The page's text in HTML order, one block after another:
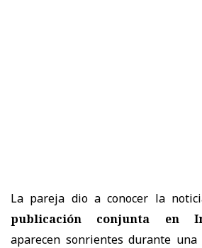
La pareja dio a conocer la
publicación conjunta en
aparecen sonrientes durante